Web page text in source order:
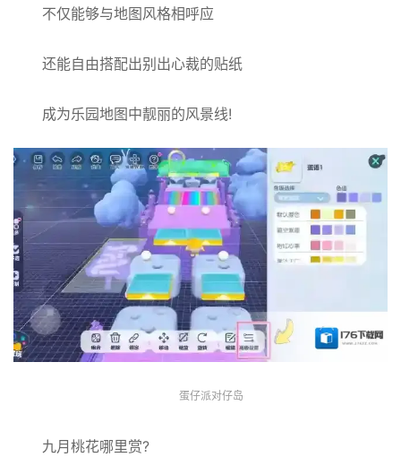
不仅能够与地图风格相呼应
还能自由搭配出别出心裁的贴纸
成为乐园地图中靓丽的风景线!
蛋仔派对仔岛
九月桃花哪里赏?